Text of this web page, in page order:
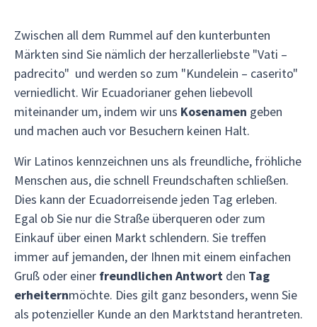
Zwischen all dem Rummel auf den kunterbunten
Märkten sind Sie nämlich der herzallerliebste "Vati –
padrecito" und werden so zum "Kundelein – caserito"
verniedlicht. Wir Ecuadorianer gehen liebevoll
miteinander um, indem wir uns Kosenamen geben
und machen auch vor Besuchern keinen Halt.
Wir Latinos kennzeichnen uns als freundliche, fröhliche
Menschen aus, die schnell Freundschaften schließen.
Dies kann der Ecuadorreisende jeden Tag erleben.
Egal ob Sie nur die Straße überqueren oder zum
Einkauf über einen Markt schlendern. Sie treffen
immer auf jemanden, der Ihnen mit einem einfachen
Gruß oder einer freundlichen Antwort den Tag
erheiternmöchte. Dies gilt ganz besonders, wenn Sie
als potenzieller Kunde an den Marktstand herantreten.